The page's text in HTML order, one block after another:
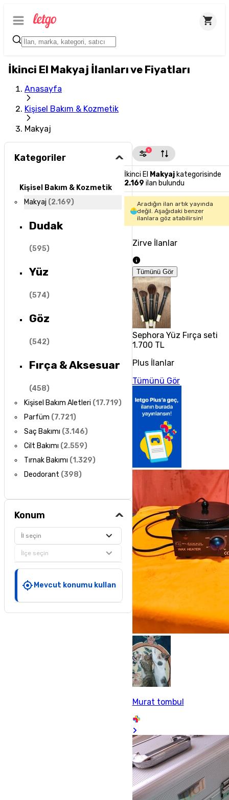
İkinci El Makyaj İlanları ve Fiyatları
Anasayfa
Kişisel Bakım & Kozmetik
Makyaj
Kategoriler
Kişisel Bakım & Kozmetik
Makyaj (2.169)
Dudak
(595)
Yüz
(574)
Göz
(542)
Fırça & Aksesuar
(458)
Kişisel Bakım Aletleri (17.719)
Parfüm (7.721)
Saç Bakımı (3.146)
Cilt Bakımı (2.559)
Tırnak Bakımı (1.329)
Deodorant (398)
Konum
İl seçin
İlçe seçin
Mevcut konumu kullan
1
İkinci El Makyajkategorisinde
2.169 ilan bulundu
Aradığın ilan artık yayında
değil. Aşağıdaki benzer
ilanlara göz atabilirsin!
Zirve İlanlar
Tümünü Gör
Sephora Yüz Fırça seti
1.700 TL
Plus İlanlar
Tümünü Gör
Murat tombul